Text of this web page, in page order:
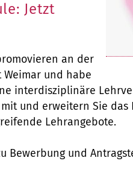
Jetzt
an der
und habe
interdisziplinäre
und erweitern Sie
Lehrangebote.
Bewerbung und